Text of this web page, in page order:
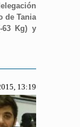
de Tania
63 Kg) y
13:19